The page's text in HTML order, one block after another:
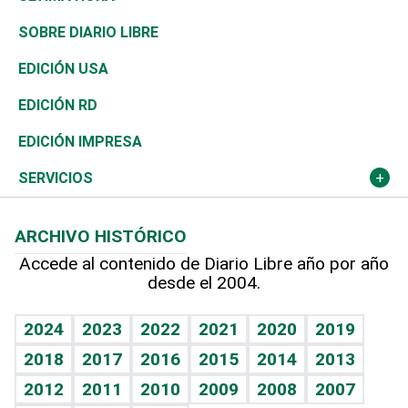
José Boquete
Reportajes
Asia
África
Ocenanía
Caribe
Resto del mundo
Consumo
Vivienda
Telecom.
Global y variable
Economía personal
Belleza
Buena Vida
Sociales
Novedades
Podcast Arte Libre
Hablando con el pediatra
Vida y familia
Eñe
Celebrando la vida
Golf
Ciclismo
Tenis
Olimpismo
Más deportes
Línea de hit
TBT Deportivo
De buena tinta
En Directo
El Espía
Noticiero Poteleche
Columnistas
Clima
Tecnología
Historia
Martes de tecnología
Cambio climático
Mundo
Economía
Revista
Deportes
Opinión
Hecho en casa
Guía del dinero
SOBRE DIARIO LIBRE
EDICIÓN USA
EDICIÓN RD
EDICIÓN IMPRESA
SERVICIOS
Cumpleaños
Horóscopos
Crucigramas
ARCHIVO HISTÓRICO
Accede al contenido de Diario Libre año por año
desde el 2004.
2024 2023 2022 2021 2020
2019
2018
2017 2016 2015 2014
2013
2012
2011 2010 2009 2008 2007